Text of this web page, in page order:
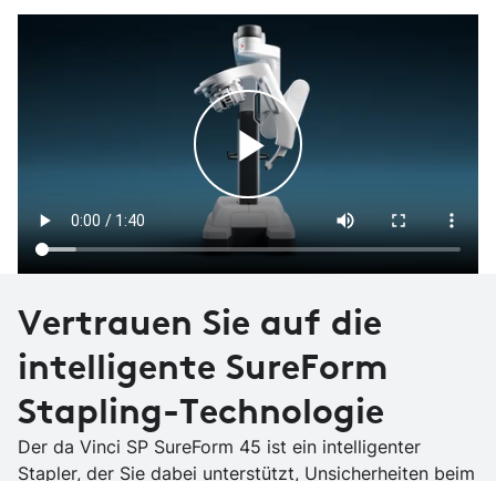
Play
Video
Vertrauen Sie auf die
intelligente SureForm
Stapling-Technologie
Der da Vinci SP SureForm 45 ist ein intelligenter
Stapler, der Sie dabei unterstützt, Unsicherheiten beim